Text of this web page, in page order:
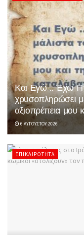
Και Εγώ .. Έχω
χρυσοπληρώσει
αξιοπρέπεια μου
6 ΑΥΓΟΎΣΤΟΥ 2026
ΕΠΙΚΑΙΡΌΤΗΤΑ